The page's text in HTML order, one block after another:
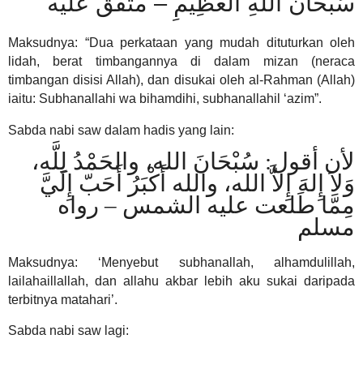
Maksudnya: “Dua perkataan yang mudah dituturkan oleh
lidah,
berat timbangannya di dalam mizan (neraca
timbangan disisi Allah), dan disukai oleh al-Rahman (Allah)
iaitu: Subhanallahi wa bihamdihi, subhanallahil ‘azim”.
Sabda nabi saw dalam hadis yang lain:
لأن أقول: سُبْحَانَ الله، والحَمْدُ لِلَّه،
وَلاَ إِلهَ إِلاَّ الله، والله أَكْبَرُ أَحَبّ إِلَيَّ
مِمَّا طَلعت عليه الشمس – رواه
مسلم
Maksudnya: ‘Menyebut subhanallah, alhamdulillah,
lailahaillallah, dan allahu akbar lebih aku sukai daripada
terbitnya matahari’.
Sabda nabi saw lagi: